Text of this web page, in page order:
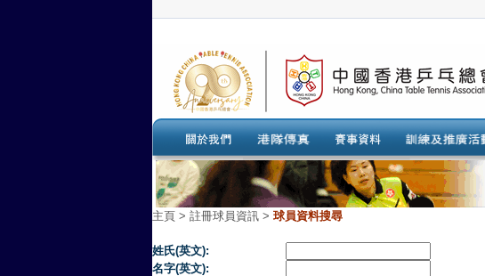
主頁 > 註冊球員資訊 > 球員資料搜尋
姓氏(英文):
名字(英文):